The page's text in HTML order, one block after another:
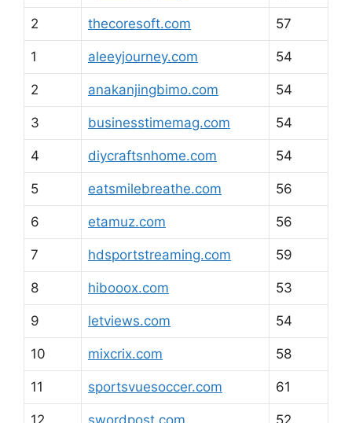
2 thecoresoft.com 57
1 aleeyjourney.com 54
2 anakanjingbimo.com 54
3 businesstimemag.com 54
4 diycraftsnhome.com 54
5 eatsmilebreathe.com 56
6 etamuz.com 56
7 hdsportstreaming.com 59
8 hibooox.com 53
9 letviews.com 54
10 mixcrix.com 58
11 sportsvuesoccer.com 61